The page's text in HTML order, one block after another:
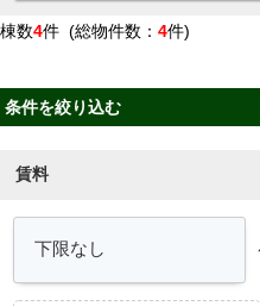
棟数4件 (総物件数： 4件)
条件を絞り込む
賃料